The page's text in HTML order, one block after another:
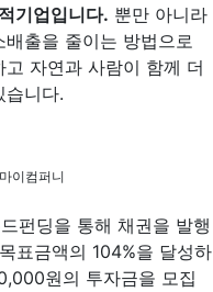
기업입니다. 뿐만 아니라
출을 줄이는 방법으로
자연과 사람이 함께 더
습니다.
이컴퍼니
펀딩을 통해 채권을 발행
표금액의 104%을 달성하
원의 투자금을 모집